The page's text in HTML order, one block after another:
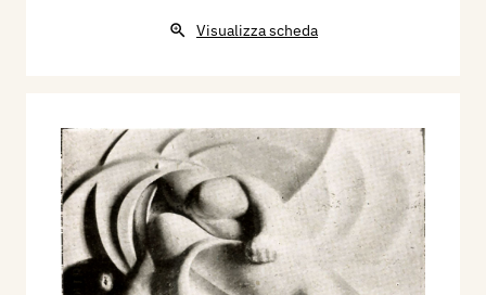
Visualizza scheda